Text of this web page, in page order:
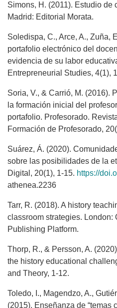
Simons, H. (2011). Estudio de
Madrid: Editorial Morata.
Soledispa, C., Arce, A., Zuña,
portafolio electrónico del
evidencia de su labor
Entrepreneurial Studies, 4(1),
Soria, V., & Carrió, M. (2016).
la formación inicial del
portafolio. Profesorado.
Formación de Profesorado,
Suárez, Á. (2020).
sobre las posibilidades de la
Digital, 20(1), 1-15. https://
athenea.2236
Tarr, R. (2018). A history
classroom strategies. London:
Publishing Platform.
Thorp, R., & Persson, A.
the history educational
and Theory, 1-12.
Toledo, I., Magendzo, A.,
(2015). Enseñanza de “temas